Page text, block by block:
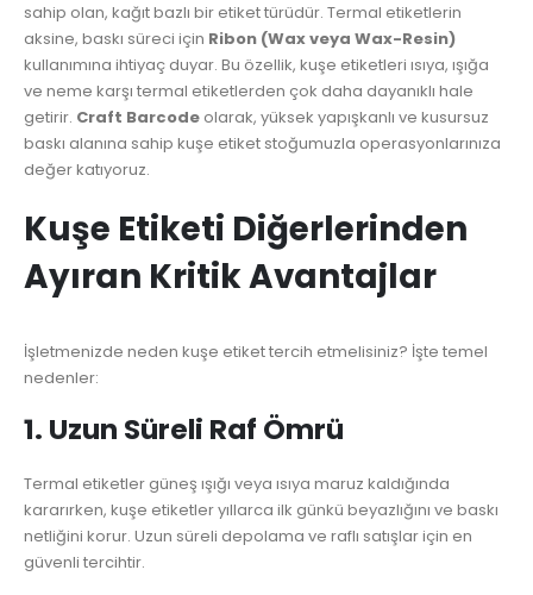
sahip olan, kağıt bazlı bir etiket türüdür. Termal etiketlerin
aksine, baskı süreci için Ribon (Wax veya Wax-Resin)
kullanımına ihtiyaç duyar. Bu özellik, kuşe etiketleri ısıya, ışığa
ve neme karşı termal etiketlerden çok daha dayanıklı hale
getirir. Craft Barcode olarak, yüksek yapışkanlı ve kusursuz
baskı alanına sahip kuşe etiket stoğumuzla operasyonlarınıza
değer katıyoruz.
Kuşe Etiketi Diğerlerinden
Ayıran Kritik Avantajlar
İşletmenizde neden kuşe etiket tercih etmelisiniz? İşte temel
nedenler:
1. Uzun Süreli Raf Ömrü
Termal etiketler güneş ışığı veya ısıya maruz kaldığında
kararırken, kuşe etiketler yıllarca ilk günkü beyazlığını ve baskı
netliğini korur. Uzun süreli depolama ve raflı satışlar için en
güvenli tercihtir.